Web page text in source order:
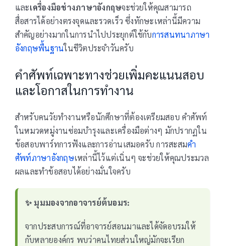
และเครื่องมือช่างภาษาอังกฤษจะช่วยให้คุณสามารถ
สื่อสารได้อย่างตรงจุดและรวดเร็ว ซึ่งทักษะเหล่านี้มีความ
สำคัญอย่างมากในการนำไปประยุกต์ใช้กับการสนทนาภาษา
อังกฤษพื้นฐานในชีวิตประจำวันครับ
คำศัพท์เฉพาะทางช่วยเพิ่มคะแนนสอบ
และโอกาสในการทำงาน
สำหรับคนวัยทำงานหรือนักศึกษาที่ต้องเตรียมสอบ คำศัพท์
ในหมวดหมู่งานซ่อมบำรุงและเครื่องมือต่างๆ มักปรากฏใน
ข้อสอบพาร์ทการฟังและการอ่านเสมอครับ การสะสมคำ
ศัพท์ภาษาอังกฤษเหล่านี้ไว้แต่เนิ่นๆ จะช่วยให้คุณประมวล
ผลและทำข้อสอบได้อย่างมั่นใจครับ
✨ มุมมองจากอาจารย์ต้นอมร:
จากประสบการณ์ที่อาจารย์สอนมาและได้จัดอบรมให้
กับหลายองค์กร พบว่าคนไทยส่วนใหญ่มักจะเรียก